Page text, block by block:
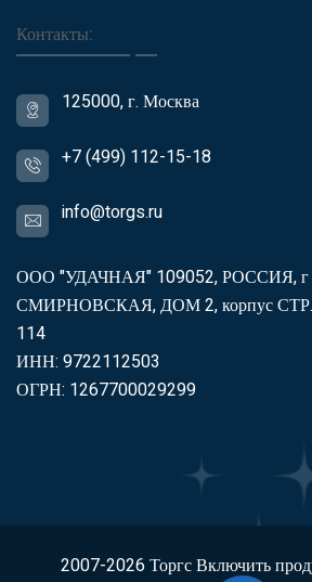
Контакты:
125000, г. Москва
+7 (499) 112-15-18
info@torgs.ru
ООО "УДАЧНАЯ" 109052, РОССИЯ,
СМИРНОВСКАЯ, ДОМ 2, корпус
114
ИНН: 9722112503
ОГРН: 1267700029299
2007-2026ТоргсВключить